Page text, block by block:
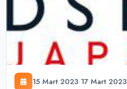
15 Mart 2023-17 Mart 2023